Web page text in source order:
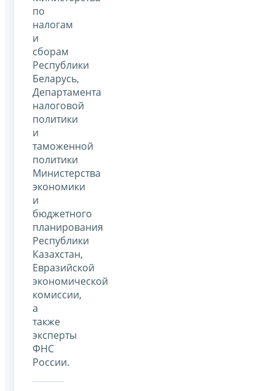
по
налогам
и
сборам
Республики
Беларусь,
Департамента
налоговой
политики
и
таможенной
политики
Министерства
экономики
и
бюджетного
планирования
Республики
Казахстан,
Евразийской
экономической
комиссии,
а
также
эксперты
ФНС
России.